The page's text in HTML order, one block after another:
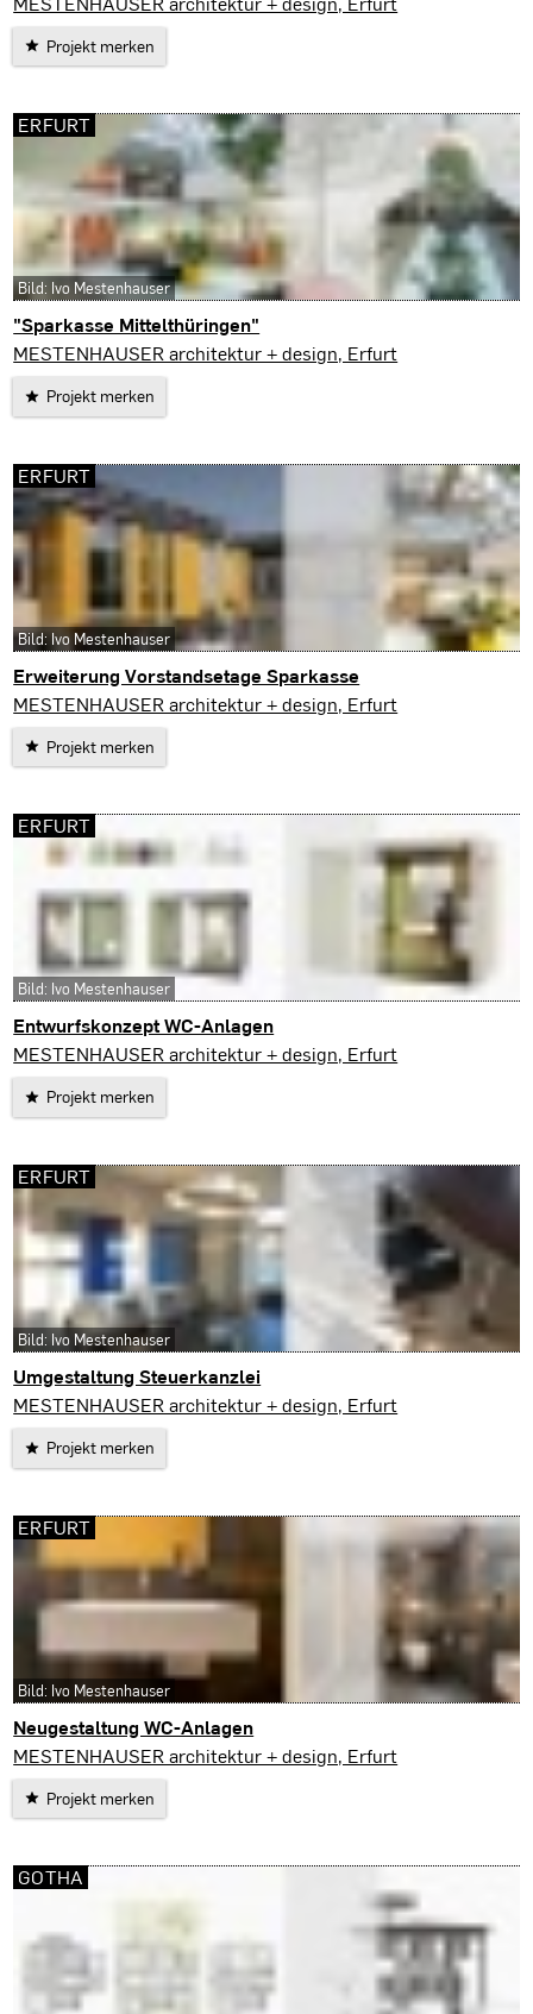
Projekt merken
"Sparkasse Mittelthüringen"
Erfurt
MESTENHAUSER architektur + design, Erfurt
Projekt merken
ERFURT
Bild: Ivo Mestenhauser
Erweiterung Vorstandsetage Sparkasse
Erfurt
MESTENHAUSER architektur + design, Erfurt
Projekt merken
ERFURT
Bild: Ivo Mestenhauser
Entwurfskonzept WC-Anlagen
Erfurt
MESTENHAUSER architektur + design, Erfurt
Projekt merken
ERFURT
Bild: Ivo Mestenhauser
Umgestaltung Steuerkanzlei
Erfurt
MESTENHAUSER architektur + design, Erfurt
Projekt merken
ERFURT
Bild: Ivo Mestenhauser
Neugestaltung WC-Anlagen
Erfurt
MESTENHAUSER architektur + design, Erfurt
Projekt merken
ERFURT
Bild: Ivo Mestenhauser
GOTHA